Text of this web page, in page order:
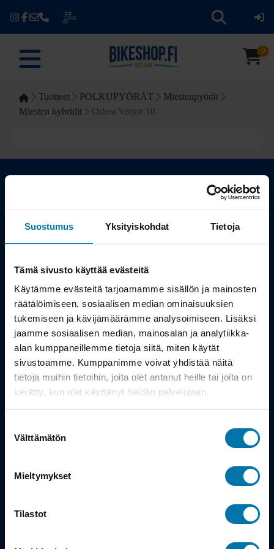
Suostumus Yksityiskohdat Tietoja
Tämä sivusto käyttää evästeitä
Käytämme evästeitä tarjoamamme sisällön ja mainosten
räätälöimiseen, sosiaalisen median ominaisuuksien
tukemiseen ja kävijämäärämme analysoimiseen. Lisäksi
jaamme sosiaalisen median, mainosalan ja analytiikka-
alan kumppaneillemme tietoja siitä, miten käytät
sivustoamme. Kumppanimme voivat yhdistää näitä
tietoja muihin tietoihin, joita olet antanut heille tai joita on
kerätty, kun olet käyttänyt heidän palvelujaan.
valinta
Välttämätön
Mieltymykset
Tilastot
0
Tuotteet POLKUPYÖRÄT
Miestenpyörät
Miesten hybridit
Orbea Vector 10
Kauppa
Työsuhdepyörä
Info
Toimitus
Takuu ja palautukset